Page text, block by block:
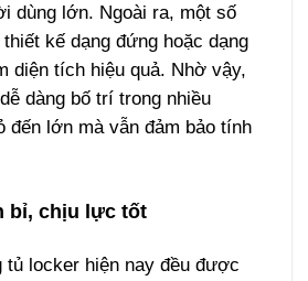
dùng lớn. Ngoài ra, một số
kế dạng đứng hoặc dạng
diện tích hiệu quả. Nhờ vậy,
dàng bố trí trong nhiều
đến lớn mà vẫn đảm bảo tính
bỉ, chịu lực tốt
tủ locker hiện nay đều được